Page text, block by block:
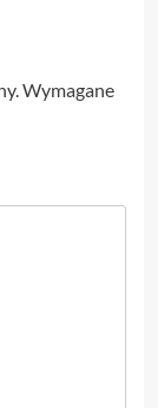
Wymagane